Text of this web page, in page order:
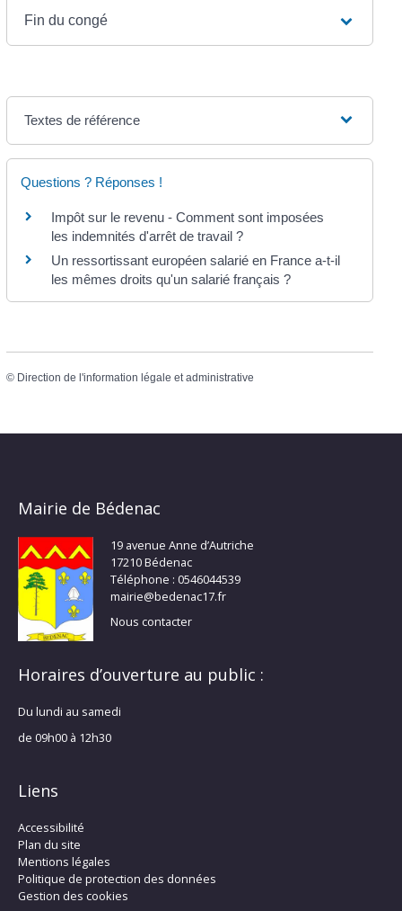
Fin du congé
Textes de référence
Questions ? Réponses !
Impôt sur le revenu - Comment sont imposées
les indemnités d'arrêt de travail ?
Un ressortissant européen salarié en France a-t-il
les mêmes droits qu'un salarié français ?
© Direction de l'information légale et administrative
Mairie de Bédenac
19 avenue Anne d’Autriche
17210 Bédenac
Téléphone : 0546044539
mairie@bedenac17.fr
Nous contacter
Horaires d’ouverture au public :
Du lundi au samedi
de 09h00 à 12h30
Liens
Accessibilité
Plan du site
Mentions légales
Politique de protection des données
Gestion des cookies